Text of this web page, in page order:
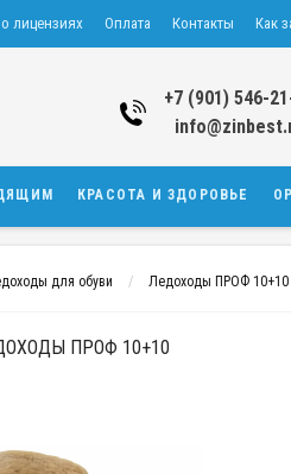
лицензиях Оплата Контакты Как
+7 (901) 546-
КРАСОТА И ЗДОРОВЬЕ
для обуви Ледоходы ПРОФ 10+10
ПРОФ 10+10